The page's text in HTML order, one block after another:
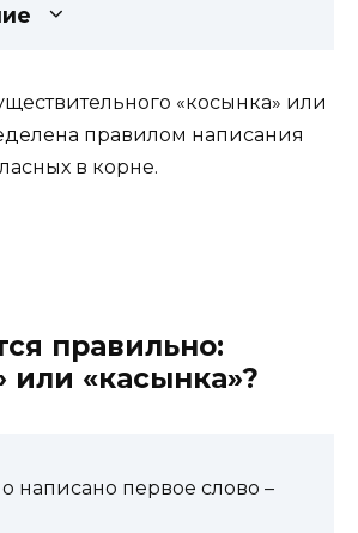
«косынка» или
правилом написания
в корне.
правильно:
или «касынка»?
написано первое слово –